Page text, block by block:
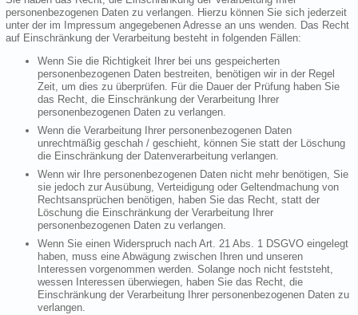
personenbezogenen Daten zu verlangen. Hierzu können Sie sich jederzeit
unter der im Impressum angegebenen Adresse an uns wenden. Das Recht
auf Einschränkung der Verarbeitung besteht in folgenden Fällen:
Wenn Sie die Richtigkeit Ihrer bei uns gespeicherten
personenbezogenen Daten bestreiten, benötigen wir in der Regel
Zeit, um dies zu überprüfen. Für die Dauer der Prüfung haben Sie
das Recht, die Einschränkung der Verarbeitung Ihrer
personenbezogenen Daten zu verlangen.
Wenn die Verarbeitung Ihrer personenbezogenen Daten
unrechtmäßig geschah / geschieht, können Sie statt der Löschung
die Einschränkung der Datenverarbeitung verlangen.
Wenn wir Ihre personenbezogenen Daten nicht mehr benötigen, Sie
sie jedoch zur Ausübung, Verteidigung oder Geltendmachung von
Rechtsansprüchen benötigen, haben Sie das Recht, statt der
Löschung die Einschränkung der Verarbeitung Ihrer
personenbezogenen Daten zu verlangen.
Wenn Sie einen Widerspruch nach Art. 21 Abs. 1 DSGVO eingelegt
haben, muss eine Abwägung zwischen Ihren und unseren
Interessen vorgenommen werden. Solange noch nicht feststeht,
wessen Interessen überwiegen, haben Sie das Recht, die
Einschränkung der Verarbeitung Ihrer personenbezogenen Daten zu
verlangen.